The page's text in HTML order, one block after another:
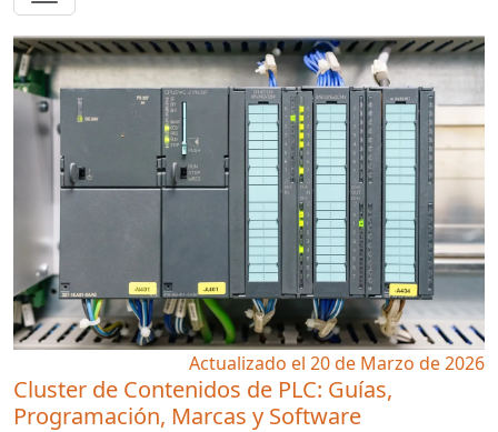
Actualizado el 20 de Marzo de 2026
Cluster de Contenidos de PLC: Guías,
Programación, Marcas y Software